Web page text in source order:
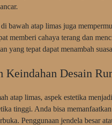
bawah atap limas juga
memberi cahaya terang dan
yang tepat dapat menambah
Keindahan Desain
atap limas, aspek estetika
tinggi. Anda bisa
Penggunaan jendela besar